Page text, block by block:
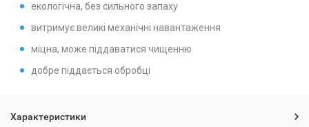
екологічна, без сильного запаху
витримує великі механічні навантаження
міцна, може піддаватися чищенню
добре піддається обробці
Характеристики